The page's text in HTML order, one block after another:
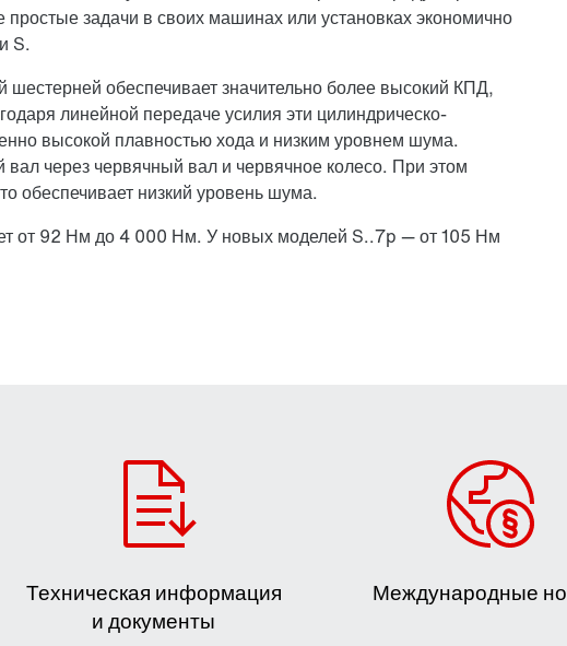
задачи в своих машинах или установках экономично
S.
шестерней обеспечивает значительно более высокий КПД,
линейной передаче усилия эти цилиндрическо-
высокой плавностью хода и низким уровнем шума.
через червячный вал и червячное колесо. При этом
обеспечивает низкий уровень шума.
от 92 Нм до 4 000 Нм. У новых моделей S..7p — от 105 Нм
Техническая информация
и документы
Международные